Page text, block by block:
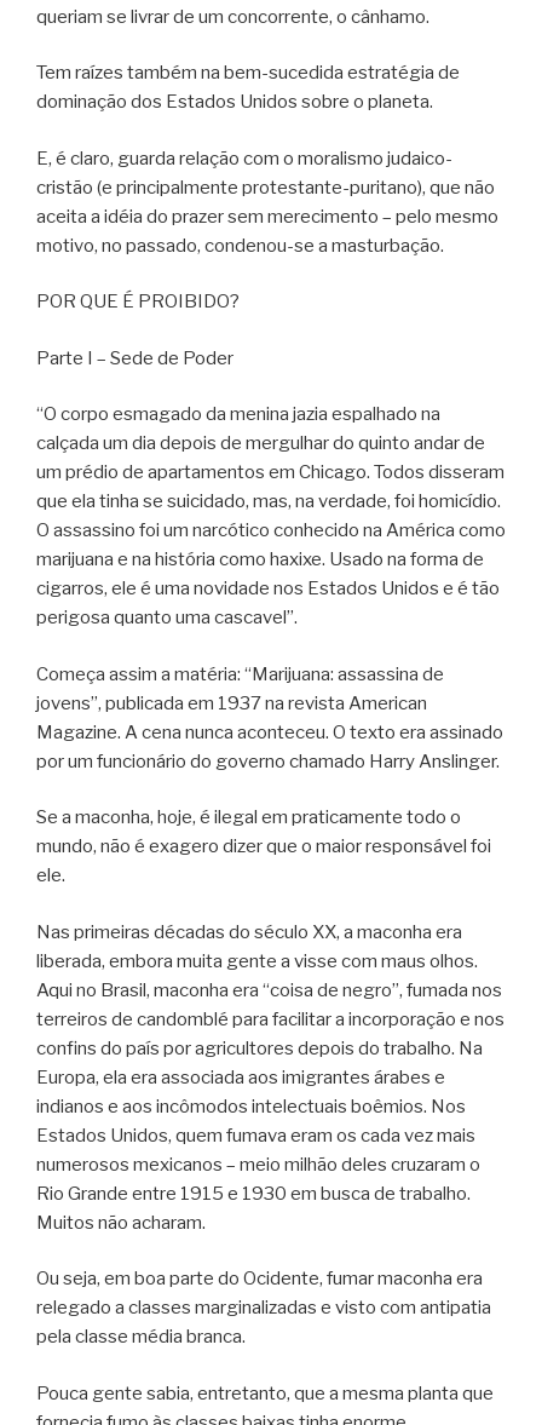
queriam se livrar de um concorrente, o cânhamo.
Tem raízes também na bem-sucedida estratégia de
dominação dos Estados Unidos sobre o planeta.
E, é claro, guarda relação com o moralismo judaico-
cristão (e principalmente protestante-puritano), que não
aceita a idéia do prazer sem merecimento – pelo mesmo
motivo, no passado, condenou-se a masturbação.
POR QUE É PROIBIDO?
Parte I – Sede de Poder
“O corpo esmagado da menina jazia espalhado na
calçada um dia depois de mergulhar do quinto andar de
um prédio de apartamentos em Chicago. Todos disseram
que ela tinha se suicidado, mas, na verdade, foi homicídio.
O assassino foi um narcótico conhecido na América como
marijuana e na história como haxixe. Usado na forma de
cigarros, ele é uma novidade nos Estados Unidos e é tão
perigosa quanto uma cascavel”.
Começa assim a matéria: “Marijuana: assassina de
jovens”, publicada em 1937 na revista American
Magazine. A cena nunca aconteceu. O texto era assinado
por um funcionário do governo chamado Harry Anslinger.
Se a maconha, hoje, é ilegal em praticamente todo o
mundo, não é exagero dizer que o maior responsável foi
ele.
Nas primeiras décadas do século XX, a maconha era
liberada, embora muita gente a visse com maus olhos.
Aqui no Brasil, maconha era “coisa de negro”, fumada nos
terreiros de candomblé para facilitar a incorporação e nos
confins do país por agricultores depois do trabalho. Na
Europa, ela era associada aos imigrantes árabes e
indianos e aos incômodos intelectuais boêmios. Nos
Estados Unidos, quem fumava eram os cada vez mais
numerosos mexicanos – meio milhão deles cruzaram o
Rio Grande entre 1915 e 1930 em busca de trabalho.
Muitos não acharam.
Ou seja, em boa parte do Ocidente, fumar maconha era
relegado a classes marginalizadas e visto com antipatia
pela classe média branca.
Pouca gente sabia, entretanto, que a mesma planta que